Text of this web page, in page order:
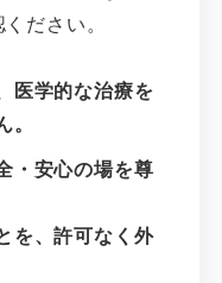
ださい。
医学的な治療を
・安心の場を尊
を、許可なく外